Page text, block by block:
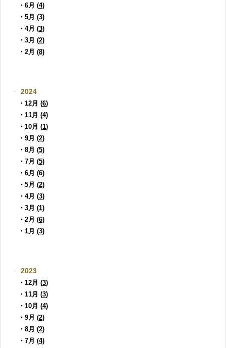
・6月 (4)
・5月 (3)
・4月 (3)
・3月 (2)
・2月 (8)
2024
・12月 (6)
・11月 (4)
・10月 (1)
・9月 (2)
・8月 (5)
・7月 (5)
・6月 (6)
・5月 (2)
・4月 (3)
・3月 (1)
・2月 (6)
・1月 (3)
2023
・12月 (3)
・11月 (3)
・10月 (4)
・9月 (2)
・8月 (2)
・7月 (4)